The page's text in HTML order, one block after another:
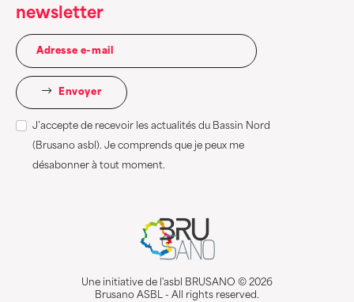
newsletter
Envoyer
J’accepte de recevoir les actualités du Bassin Nord
(Brusano asbl). Je comprends que je peux me
désabonner à tout moment.
Une initiative de l'asbl BRUSANO © 2026
Brusano ASBL - All rights reserved.